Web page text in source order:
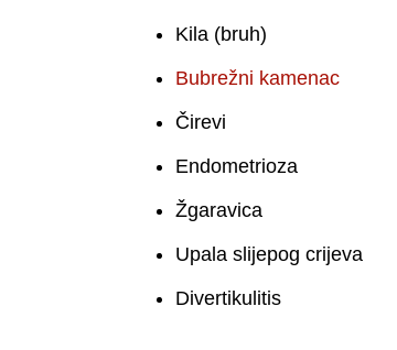
Kila (bruh)
Bubrežni kamenac
Čirevi
Endometrioza
Žgaravica
Upala slijepog crijeva
Divertikulitis